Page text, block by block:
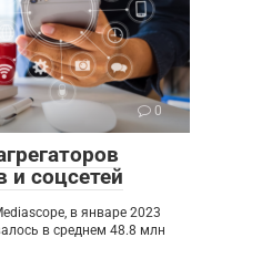
0
и соцсетей
в январе 2023
в среднем 48.8 млн